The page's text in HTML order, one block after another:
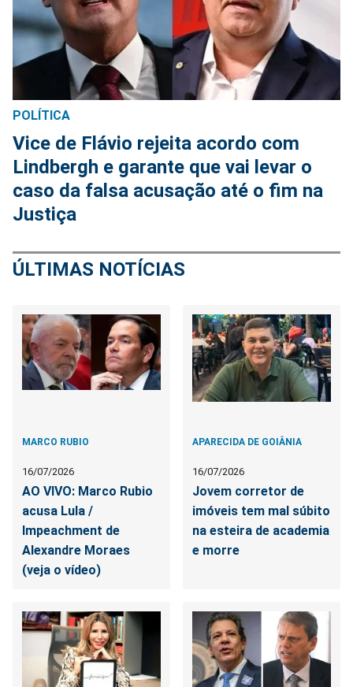
POLÍTICA
Vice de Flávio rejeita acordo com
Lindbergh e garante que vai levar o
caso da falsa acusação até o fim na
Justiça
ÚLTIMAS NOTÍCIAS
MARCO RUBIO
16/07/2026
AO VIVO: Marco Rubio
acusa Lula /
Impeachment de
Alexandre Moraes
(veja o vídeo)
APARECIDA DE GOIÂNIA
16/07/2026
Jovem corretor de
imóveis tem mal súbito
na esteira de academia
e morre